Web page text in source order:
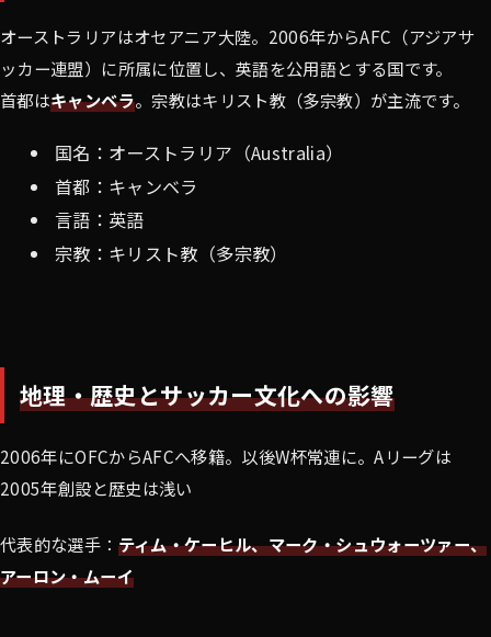
オーストラリアはオセアニア大陸。2006年からAFC（アジアサ
ッカー連盟）に所属に位置し、英語を公用語とする国です。
首都はキャンベラ。宗教はキリスト教（多宗教）が主流です。
国名：オーストラリア（Australia）
首都：キャンベラ
言語：英語
宗教：キリスト教（多宗教）
地理・歴史とサッカー文化への影響
2006年にOFCからAFCへ移籍。以後W杯常連に。Aリーグは
2005年創設と歴史は浅い
代表的な選手： ティム・ケーヒル、マーク・シュウォーツァー、
アーロン・ムーイ